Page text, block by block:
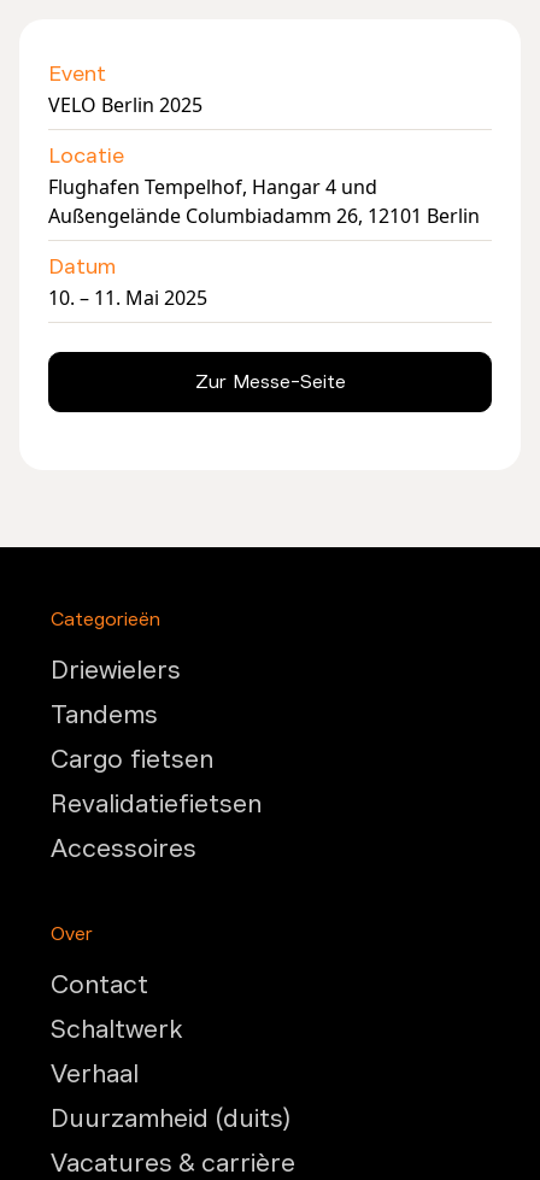
Event
VELO Berlin 2025
Locatie
Flughafen Tempelhof, Hangar 4 und
Außengelände Columbiadamm 26, 12101 Berlin
Datum
10. – 11. Mai 2025
Zur Messe-Seite
Categorieën
Driewielers
Tandems
Cargo fietsen
Revalidatiefietsen
Accessoires
Over
Contact
Schaltwerk
Verhaal
Duurzamheid (duits)
Vacatures & carrière